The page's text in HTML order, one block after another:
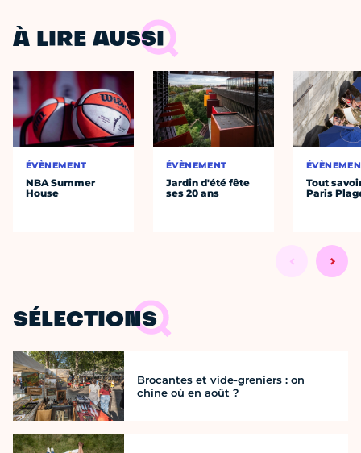
À LIRE AUSSI
ÉVÈNEMENT
NBA Summer
House
ÉVÈNEMENT
Jardin d'été fête
ses 20 ans
Tout
Paris
SÉLECTIONS
Brocantes et vide-greniers : on
chine où en août ?